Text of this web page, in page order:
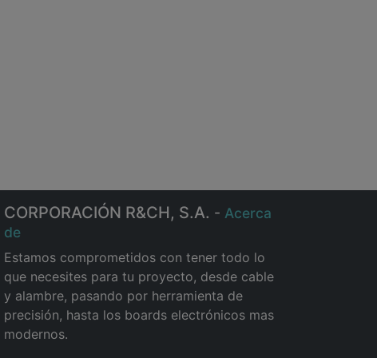
CORPORACIÓN R&CH, S.A. - Acerca
de
Estamos comprometidos con tener todo lo
que necesites para tu proyecto, desde cable
y alambre, pasando por herramienta de
precisión, hasta los boards electrónicos mas
modernos.